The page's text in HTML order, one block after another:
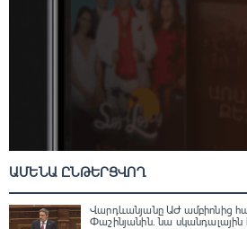
ԱՄԵՆԱ ԸՆԹԵՐՑՎՈՂ
Վարդևանյանը ԱԺ ամբիոնից
Փաշինյանին․ նա սկանդալային